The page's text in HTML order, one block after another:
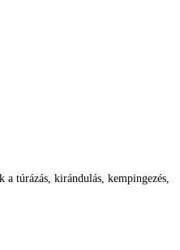
a túrázás, kirándulás, kempingezés,